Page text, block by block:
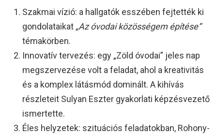
Szakmai vízió: a hallgatók esszében fejtették ki
gondolataikat „Az óvodai közösségem építése”
témakörben.
Innovatív tervezés: egy „Zöld óvodai” jeles nap
megszervezése volt a feladat, ahol a kreativitás
és a komplex látásmód dominált. A kihívás
részleteit Sulyan Eszter gyakorlati képzésvezető
ismertette.
Éles helyzetek: szituációs feladatokban, Rohony-